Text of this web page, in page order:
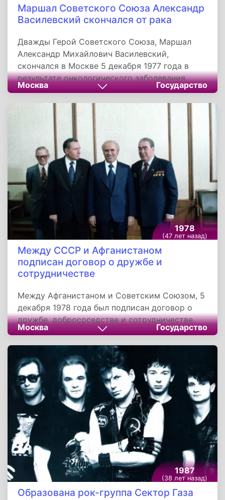
Маршал Советского Союза Александр
Василевский скончался от рака
Дважды Герой Советского Союза, Маршал
Александр Михайлович Василевский,
скончался в Москве 5 декабря 1977 года в
результате онкологического заболевания.
Урна с прахом главнокомандующего
помещена в Кремлевской стене. Василевский
остался в истории как один из крупнейших
стратегов и полководцев Великой
Отечественной войны, и Второй мировой
войны в целом.
Москва Государство
1978
(47 лет назад)
Между СССР и Афганистаном
подписан договор о дружбе и
сотрудничестве
Между Афганистаном и Советским Союзом, 5
декабря 1978 года был подписан договор о
дружбе, добрососедстве и сотрудничестве.
Двусторонний межгосударственный договор
предполагал более тесное политическое,
экономическое и военное сотрудничество
между СССР и Демократической Республикой
Афганистан на основе близости
идеологических позиций руководства обеих
стран. Документ был подписан в Москве
Леонидом Брежневым и Нур Мухаммедом
Тараки.
Москва Государство
1987
(38 лет назад)
Образована рок-группа Сектор Газа